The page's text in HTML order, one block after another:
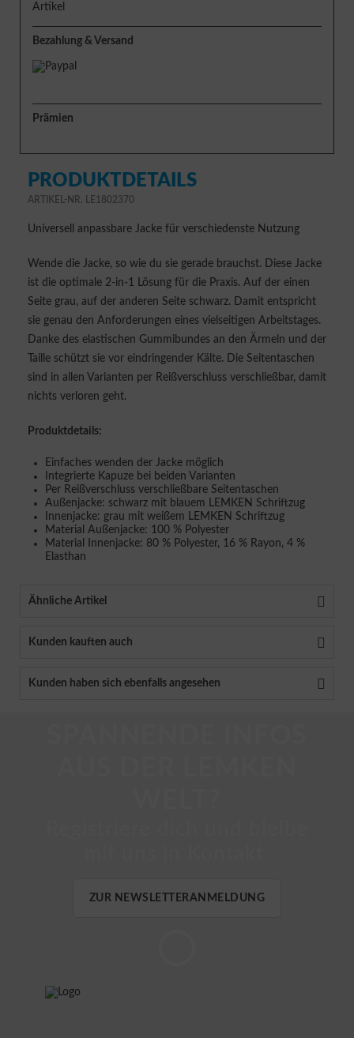
Artikel
Bezahlung & Versand
Prämien
PRODUKTDETAILS
ARTIKEL-NR. LE1802370
Universell anpassbare Jacke für verschiedenste Nutzung
Wende die Jacke, so wie du sie gerade brauchst. Diese Jacke
ist die optimale 2-in-1 Lösung für die Praxis. Auf der einen
Seite grau, auf der anderen Seite schwarz. Damit entspricht
sie genau den Anforderungen eines vielseitigen Arbeitstages.
Danke des elastischen Gummibundes an den Ärmeln und der
Taille schützt sie vor eindringender Kälte. Die Seitentaschen
sind in allen Varianten per Reißverschluss verschließbar, damit
nichts verloren geht.
Produktdetails:
Einfaches wenden der Jacke möglich
Integrierte Kapuze bei beiden Varianten
Per Reißverschluss verschließbare Seitentaschen
Außenjacke: schwarz mit blauem LEMKEN Schriftzug
Innenjacke: grau mit weißem LEMKEN Schriftzug
Material Außenjacke: 100 % Polyester
Material Innenjacke: 80 % Polyester, 16 % Rayon, 4 %
Elasthan
Ähnliche Artikel
Kunden kauften auch
Kunden haben sich ebenfalls angesehen
ZUR NEWSLETTERANMELDUNG